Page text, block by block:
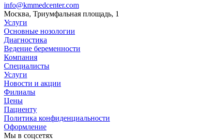
info@kmmedcenter.com
Москва, Триумфальная площадь, 1
Услуги
Основные нозологии
Диагностика
Ведение беременности
Компания
Специалисты
Услуги
Новости и акции
Филиалы
Цены
Пациенту
Политика конфиденциальности
Оформление
Мы в соцсетях